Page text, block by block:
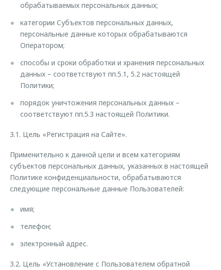
обрабатываемых персональных данных;
категории Субъектов персональных данных,
персональные данные которых обрабатываются
Оператором;
способы и сроки обработки и хранения персональных
данных – соответствуют пп.5.1, 5.2 настоящей
Политики;
порядок уничтожения персональных данных –
соответствуют пп.5.3 настоящей Политики.
3.1. Цель «Регистрация на Сайте».
Применительно к данной цели и всем категориям
субъектов персональных данных, указанных в настоящей
Политике конфиденциальности, обрабатываются
следующие персональные данные Пользователей:
имя;
телефон;
электронный адрес.
3.2. Цель «Установление с Пользователем обратной